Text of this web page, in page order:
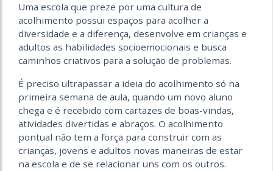
Uma escola que preze por uma cultura de
acolhimento possui espaços para acolher a
diversidade e a diferença, desenvolve em crianças e
adultos as habilidades socioemocionais e busca
caminhos criativos para a solução de problemas.
É preciso ultrapassar a ideia do acolhimento só na
primeira semana de aula, quando um novo aluno
chega e é recebido com cartazes de boas-vindas,
atividades divertidas e abraços. O acolhimento
pontual não tem a força para construir com as
crianças, jovens e adultos novas maneiras de estar
na escola e de se relacionar uns com os outros.